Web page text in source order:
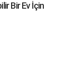
Bir Ev İçin